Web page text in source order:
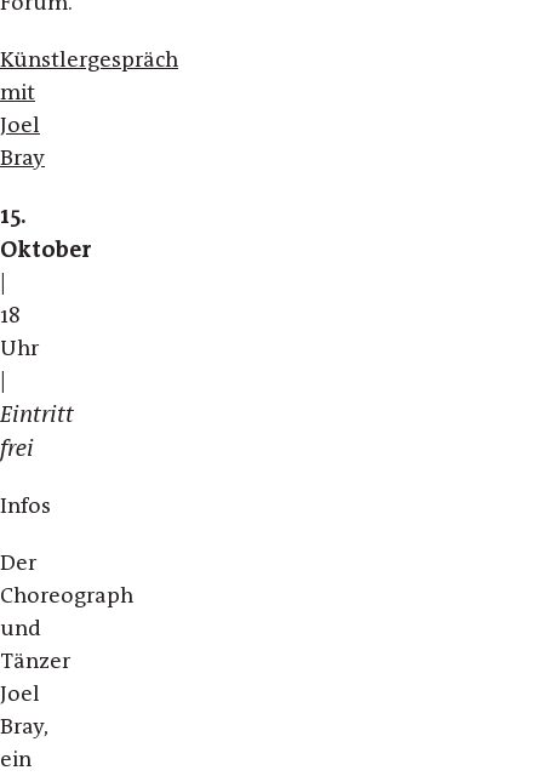
Künstlergespräch
mit
Joel
Bray
15.
Oktober
18
Uhr
Eintritt
frei
Infos
Der
Choreograph
und
Tänzer
Joel
Bray,
ein